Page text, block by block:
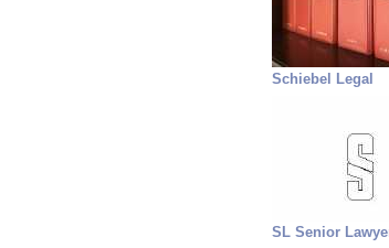
Schiebel Legal
SL Senior